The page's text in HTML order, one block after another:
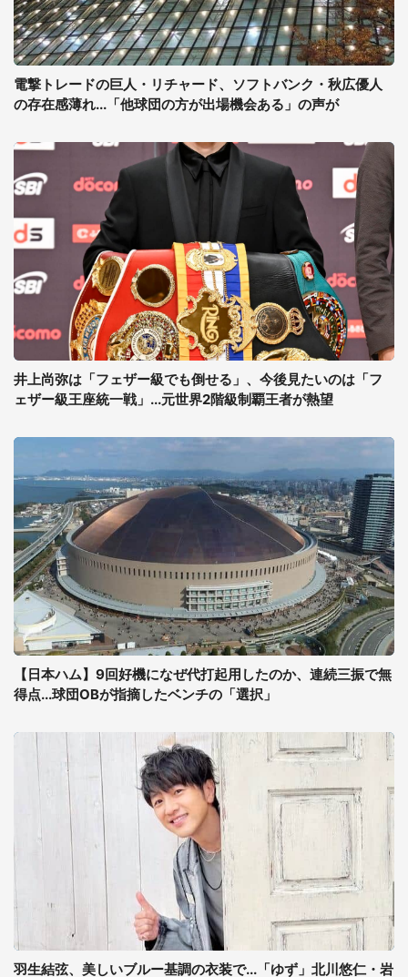
電撃トレードの巨人・リチャード、ソフトバンク・秋広優人
の存在感薄れ...「他球団の方が出場機会ある」の声が
井上尚弥は「フェザー級でも倒せる」、今後見たいのは「フ
ェザー級王座統一戦」...元世界2階級制覇王者が熱望
【日本ハム】9回好機になぜ代打起用したのか、連続三振で無
得点...球団OBが指摘したベンチの「選択」
羽生結弦、美しいブルー基調の衣装で...「ゆず」北川悠仁・岩